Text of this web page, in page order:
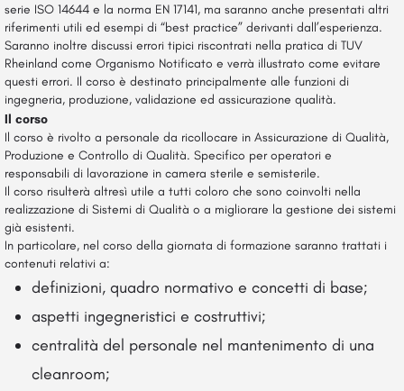
serie ISO 14644 e la norma EN 17141, ma saranno anche presentati altri
riferimenti utili ed esempi di “best practice” derivanti dall’esperienza.
Saranno inoltre discussi errori tipici riscontrati nella pratica di TUV
Rheinland come Organismo Notificato e verrà illustrato come evitare
questi errori. Il corso è destinato principalmente alle funzioni di
ingegneria, produzione, validazione ed assicurazione qualità.
Il corso
Il corso è rivolto a personale da ricollocare in Assicurazione di Qualità,
Produzione e Controllo di Qualità. Specifico per operatori e
responsabili di lavorazione in camera sterile e semisterile.
Il corso risulterà altresì utile a tutti coloro che sono coinvolti nella
realizzazione di Sistemi di Qualità o a migliorare la gestione dei sistemi
già esistenti.
In particolare, nel corso della giornata di formazione saranno trattati i
contenuti relativi a:
definizioni, quadro normativo e concetti di base;
aspetti ingegneristici e costruttivi;
centralità del personale nel mantenimento di una
cleanroom;